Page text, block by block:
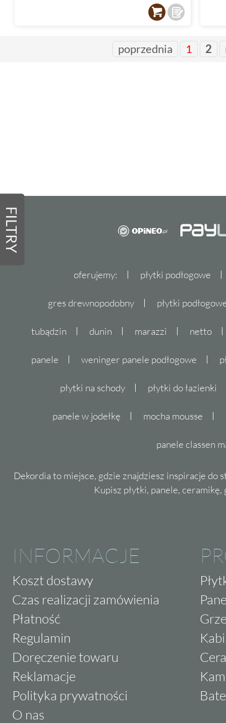
FILTRY
poprzednia 1 2
oferujemy: płytki podłogowe
gres drewnopodobny płytki
tubądzin dunin marazzi netto
panele weninger panele podłogowe
płytki na schody płytki do łazienki
panele w jodełkę mocha mousse
panele classen
Dekordia to miejsce, gdzie znajdziesz inspiracje do
Kupisz płytki, panele,
INFORMACJE
Koszt dostawy
Czas realizacji zamówienia
Płatność
Regulamin
Doręczenie towaru
Reklamacje
Polityka prywatności
O nas